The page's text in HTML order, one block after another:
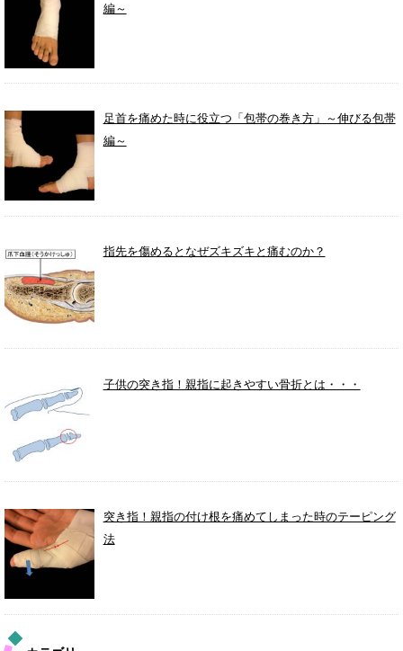
編～
足首を痛めた時に役立つ「包帯の巻き方」～伸びる包帯
編～
指先を傷めるとなぜズキズキと痛むのか？
子供の突き指！親指に起きやすい骨折とは・・・
突き指！親指の付け根を痛めてしまった時のテーピング
法